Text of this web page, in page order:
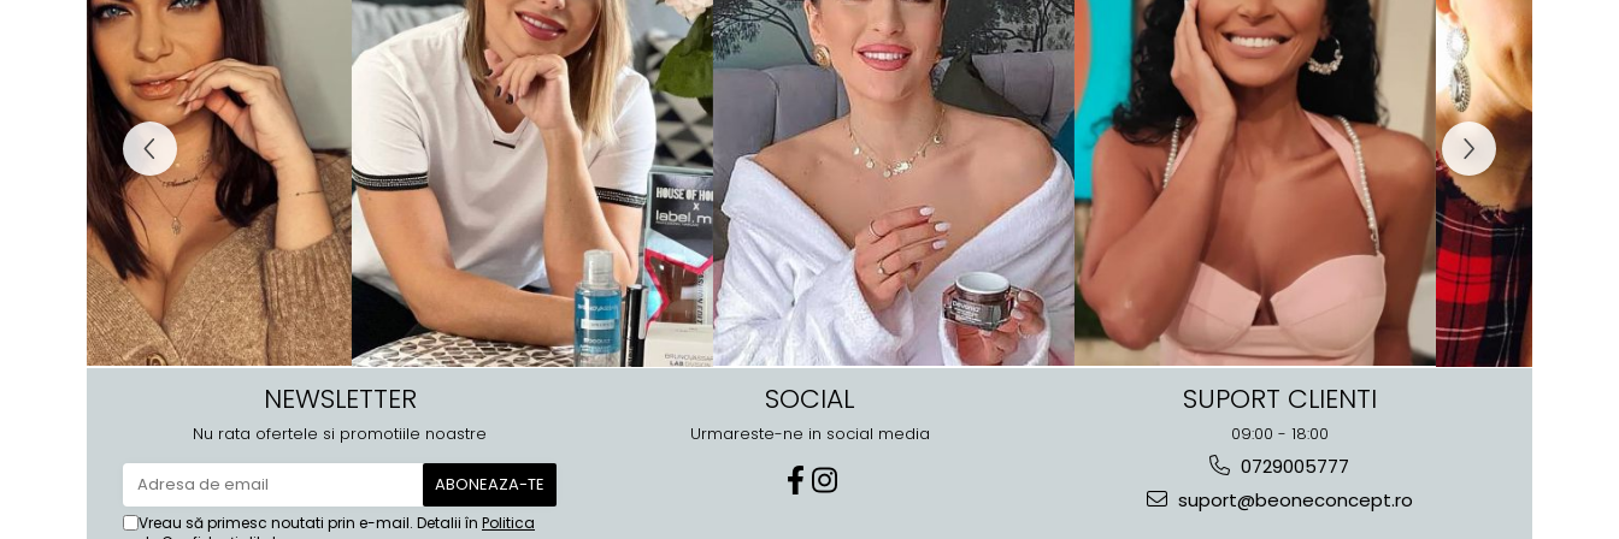
NEWSLETTER
Nu rata ofertele si promotiile noastre
Vreau să primesc noutati prin e-mail. Detalii în Politica
SOCIAL
Urmareste-ne in social media
SUPORT CLIENTI
09:00 - 18:00
0729005777
suport@beoneconcept.ro